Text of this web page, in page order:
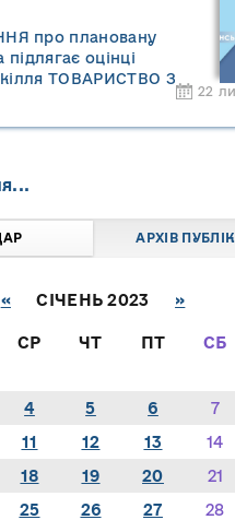
про плановану
підлягає оцінці
ТОВАРИСТВО З
22
АРХІВ
«СІЧЕНЬ 2023 »
СР ЧТ ПТ СБ
4 5 6 7
11 12 13 14
18 19 20 21
25 26 27 28